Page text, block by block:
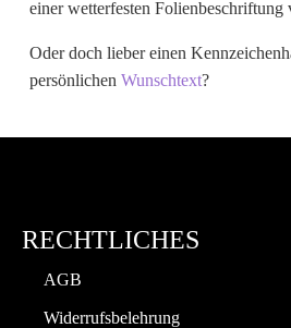
einer wetterfesten Folienbeschriftung
Oder doch lieber einen
persönlichen Wunschtext?
RECHTLICHES
AGB
Widerrufsbelehrung